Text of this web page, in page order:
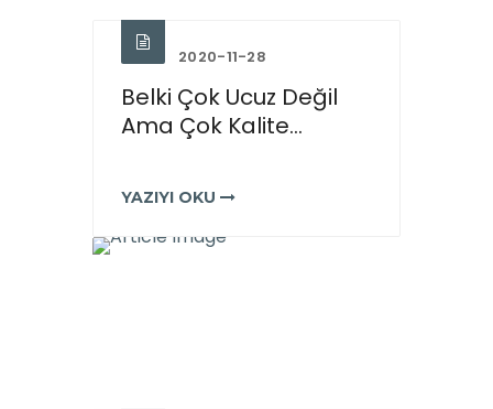
2020-11-28
Belki Çok Ucuz Değil
Ama Çok Kalite...
YAZIYI OKU